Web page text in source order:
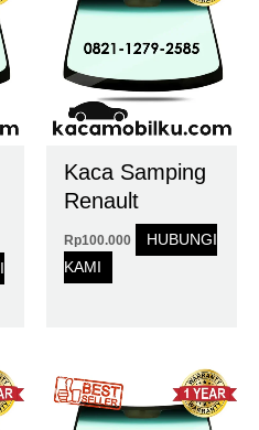
Kaca Samping
Renault
Rp100.000
HUBUNGI
KAMI